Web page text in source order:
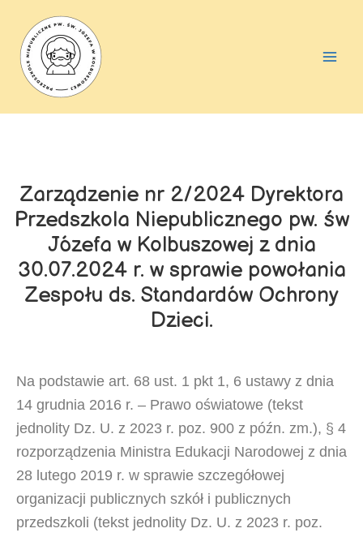
content
Zarządzenie nr 2/2024 Dyrektora
Przedszkola Niepublicznego pw. św
Józefa w Kolbuszowej z dnia
30.07.2024 r. w sprawie powołania
Zespołu ds. Standardów Ochrony
Dzieci.
Na podstawie art. 68 ust. 1 pkt 1, 6 ustawy z dnia
14 grudnia 2016 r. – Prawo oświatowe (tekst
jednolity Dz. U. z 2023 r. poz. 900 z późn. zm.), § 4
rozporządzenia Ministra Edukacji Narodowej z dnia
28 lutego 2019 r. w sprawie szczegółowej
organizacji publicznych szkół i publicznych
przedszkoli (tekst jednolity Dz. U. z 2023 r. poz.